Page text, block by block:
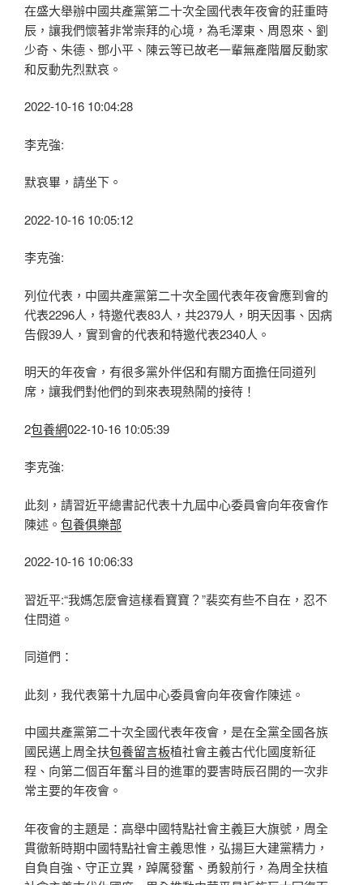
在盛大舉辦中國共產黨第二十次全國代表年夜會的莊重時
辰，讓我們懷著非常崇拜的心境，為毛澤東、周恩來、劉
少奇、朱德、鄧小平、陳云等已故老一輩無產階層反動家
和反動先烈默哀。
2022-10-16 10:04:28
李克強:
默哀畢，請坐下。
2022-10-16 10:05:12
李克強:
列位代表，中國共產黨第二十次全國代表年夜會應到會的
代表2296人，特邀代表83人，共2379人，明天因事、因病
告假39人，實到會的代表和特邀代表2340人。
明天的年夜會，有很多黨外伴侶和有關方面擔任同道列
席，讓我們對他們的到來表現熱鬧的接待！
2包養網022-10-16 10:05:39
李克強:
此刻，請習近平總書記代表十九屆中心委員會向年夜會作
陳述。 包養俱樂部
2022-10-16 10:06:33
習近平:“我媽怎麼會這樣看寶寶？”裴奕有些不自在，忍不
住問道。
同道們：
此刻，我代表第十九屆中心委員會向年夜會作陳述。
中國共產黨第二十次全國代表年夜會，是在全黨全國各族
國民邁上周全扶包養留言板植社會主義古代化國度新征
程、向第二個百年奮斗目的進軍的要害時辰召開的一次非
常主要的年夜會。
年夜會的主題是：高舉中國特點社會主義巨大旗號，周全
貫徹新時期中國特點社會主義思惟，弘揚巨大建黨精力，
自負自強、守正立異，踔厲發奮、勇毅前行，為周全扶植